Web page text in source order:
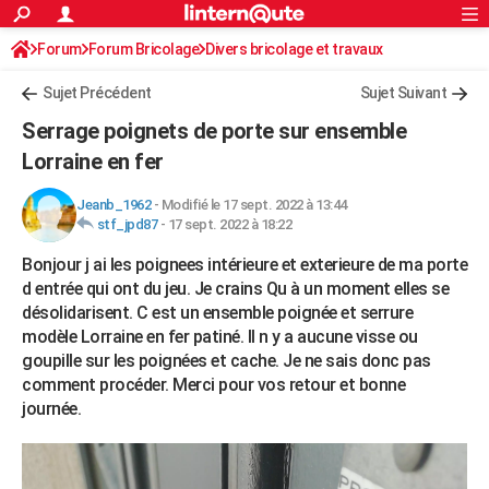
ACTUALITÉS
Politique
Société
Faits Divers
Education
Monde
Villes
+
Programme TV
TNTStreaming
Cinéma
Sorties cinéma
Musique
+FINANCE
Retraite
Impôts
Epargne
Immobilier
Risques naturels par ville
Banque
Assurance
Crédit
AUTO
Essais
Réserver un essai
Citadines
Berlines
SUV
Forum auto
HIGH-TECH
Mobiles
Meilleur smartphone
Internet
Ordinateurs
Jeux vidéo
Guide high-tech
+BRICOLAGE
Forum
Aménagement intérieur
Extérieur
Cuisine
Salle de bains
Jardinage
Rangement
WEEK-END
Guides de France
Patrimoine
Week-end nature
LIFESTYLE
Art de vivre
Bien-être
Loisirs
Mode
Modes de vie
Alimentation
Guide de la santé
Médicaments
Rechercher
S'inscrire
Connexion
Forum Forum Bricolage Divers bricolage et travaux
Sujet Précédent Sujet Suivant
Serrage poignets de porte sur ensemble
Lorraine en fer
Jeanb_1962- Modifié le 17 sept. 2022 à 13:44
stf_jpd87- 17 sept. 2022 à 18:22
Bonjour j ai les poignees intérieure et exterieure de ma porte
d entrée qui ont du jeu. Je crains Qu à un moment elles se
désolidarisent. C est un ensemble poignée et serrure
modèle Lorraine en fer patiné. Il n y a aucune visse ou
goupille sur les poignées et cache. Je ne sais donc pas
comment procéder. Merci pour vos retour et bonne
journée.